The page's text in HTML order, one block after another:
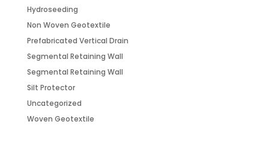
Hydroseeding
Non Woven Geotextile
Prefabricated Vertical Drain
Segmental Retaining Wall
Segmental Retaining Wall
Silt Protector
Uncategorized
Woven Geotextile